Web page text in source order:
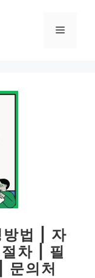
메
방법 | 자
차 | 필
문의처